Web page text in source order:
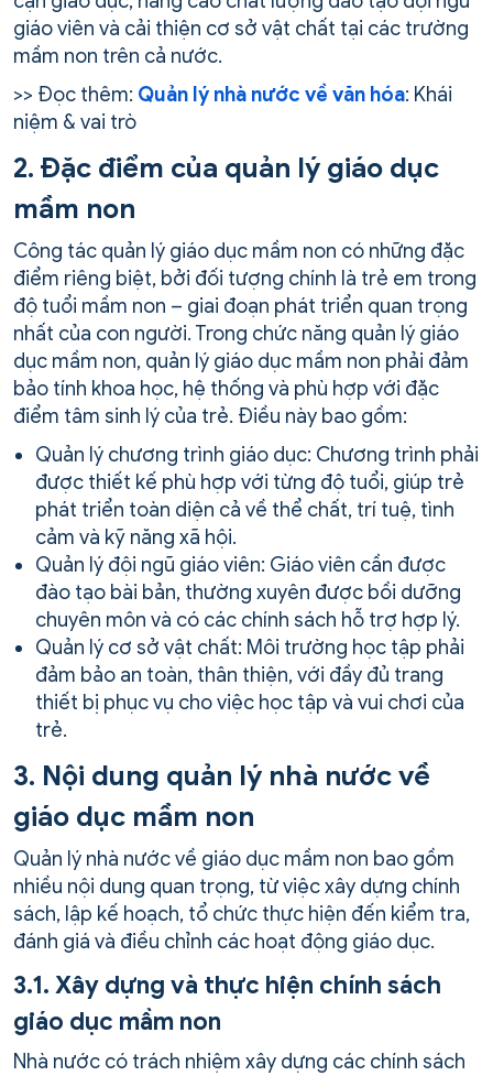
giáo viên và cải thiện cơ sở vật chất tại các trường
mầm non trên cả nước.
>> Đọc thêm: Quản lý nhà nước về văn hóa: Khái
niệm & vai trò
2. Đặc điểm của quản lý giáo dục
mầm non
Công tác quản lý giáo dục mầm non có những đặc
điểm riêng biệt, bởi đối tượng chính là trẻ em trong
độ tuổi mầm non – giai đoạn phát triển quan trọng
nhất của con người. Trong chức năng quản lý giáo
dục mầm non, quản lý giáo dục mầm non phải đảm
bảo tính khoa học, hệ thống và phù hợp với đặc
điểm tâm sinh lý của trẻ. Điều này bao gồm:
Quản lý chương trình giáo dục: Chương trình phải
được thiết kế phù hợp với từng độ tuổi, giúp trẻ
phát triển toàn diện cả về thể chất, trí tuệ, tình
cảm và kỹ năng xã hội.
Quản lý đội ngũ giáo viên: Giáo viên cần được
đào tạo bài bản, thường xuyên được bồi dưỡng
chuyên môn và có các chính sách hỗ trợ hợp lý.
Quản lý cơ sở vật chất: Môi trường học tập phải
đảm bảo an toàn, thân thiện, với đầy đủ trang
thiết bị phục vụ cho việc học tập và vui chơi của
trẻ.
3. Nội dung quản lý nhà nước về
giáo dục mầm non
Quản lý nhà nước về giáo dục mầm non bao gồm
nhiều nội dung quan trọng, từ việc xây dựng chính
sách, lập kế hoạch, tổ chức thực hiện đến kiểm tra,
đánh giá và điều chỉnh các hoạt động giáo dục.
3.1. Xây dựng và thực hiện chính sách
giáo dục mầm non
Nhà nước có trách nhiệm xây dựng các chính sách